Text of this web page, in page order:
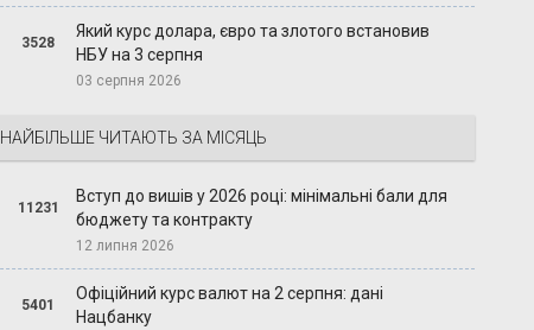
3528
Який курс долара, євро та злотого встановив
НБУ на 3 серпня
03 серпня 2026
НАЙБІЛЬШЕ ЧИТАЮТЬ ЗА МІСЯЦЬ
11231
Вступ до вишів у 2026 році: мінімальні бали для
бюджету та контракту
12 липня 2026
5401
Офіційний курс валют на 2 серпня: дані
Нацбанку